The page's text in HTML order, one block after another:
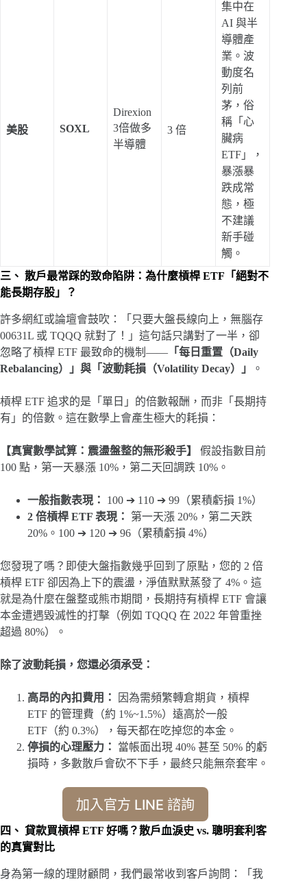
美股 SOXL
Direxion
3倍做多
半導體
3 倍
集中在
AI 與半
導體產
業。波
動度名
列前
茅，俗
稱「心
臟病
ETF」，
暴漲暴
跌成常
態，極
不建議
新手碰
觸。
三、 散戶最常踩的致命陷阱：為什麼槓桿 ETF「絕對不
能長期存股」？
許多網紅或論壇會鼓吹：「只要大盤長線向上，無腦存
00631L 或 TQQQ 就對了！」這句話只講對了一半，卻
忽略了槓桿 ETF 最致命的機制—— 「每日重置（Daily
Rebalancing）」與「波動耗損（Volatility Decay）」
。
槓桿 ETF 追求的是「單日」的倍數報酬，而非「長期持
有」的倍數。這在數學上會產生極大的耗損：
【真實數學試算：震盪盤整的無形殺手】
假設指數目前
100 點，第一天暴漲 10%，第二天回調跌 10%。
一般指數表現：
100 ➔ 110 ➔ 99（累積虧損 1%）
2 倍槓桿 ETF 表現：
第一天漲 20%，第二天跌
20%。100 ➔ 120 ➔ 96（累積虧損 4%）
您發現了嗎？即使大盤指數幾乎回到了原點，您的 2 倍
槓桿 ETF 卻因為上下的震盪，淨值默默蒸發了 4%。這
就是為什麼在盤整或熊市期間，長期持有槓桿 ETF 會讓
本金遭遇毀滅性的打擊（例如 TQQQ 在 2022 年曾重挫
超過 80%）。
除了波動耗損，您還必須承受：
高昂的內扣費用：
因為需頻繁轉倉期貨，槓桿
ETF 的管理費（約 1%~1.5%）遠高於一般
ETF（約 0.3%），每天都在吃掉您的本金。
停損的心理壓力：
當帳面出現 40% 甚至 50% 的虧
損時，多數散戶會砍不下手，最終只能無奈套牢。
加入官方 LINE 諮詢
四、 貸款買槓桿 ETF 好嗎？散戶血淚史 vs. 聰明套利客
的真實對比
身為第一線的理財顧問，我們最常收到客戶詢問：「我